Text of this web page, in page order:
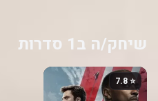
שיחק/ה ב1 סדרות
⭐ 7.8